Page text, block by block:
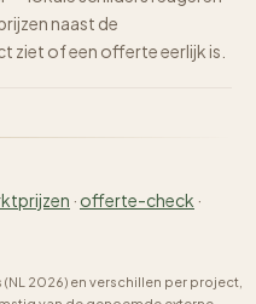
naast de
ziet of een offerte eerlijk is.
· offerte-check ·
2026) en verschillen per project,